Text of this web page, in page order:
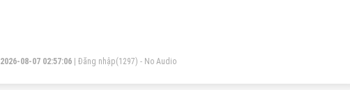
2026-08-07 02:57:06 Đăng nhập(1297) - No Audio